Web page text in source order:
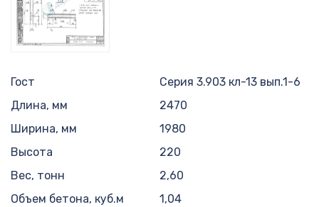
Гост
Серия 3.903 кл-13 вып.1-6
Длина, мм
2470
Ширина, мм
1980
Высота
220
Вес, тонн
2,60
Объем бетона, куб.м
1,04